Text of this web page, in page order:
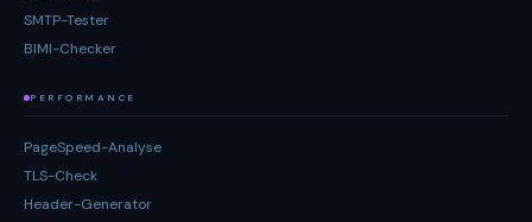
SMTP-Tester
BIMI-Checker
PERFORMANCE
PageSpeed-Analyse
TLS-Check
Header-Generator